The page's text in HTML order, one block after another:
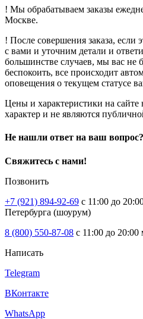
! Мы обрабатываем заказы
Москве.
! После совершения заказа, если
с вами и уточним детали и
большинстве случаев, мы вас не
беспокоить, все происходит
оповещения о текущем статусе
Цены и характеристики на сайте
характер и не являются
Не нашли ответ на ваш вопрос?
Свяжитесь с нами!
Позвонить
+7 (921) 894-92-69 c 11:00 до
Петербурга (шоурум)
8 (800) 550-87-08 c 11:00 до
Написать
Telegram
ВКонтакте
WhatsApp